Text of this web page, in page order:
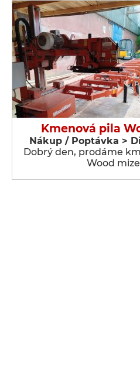
Kmenová pila
Nákup / Poptávka >
Dobrý den, prodáme
Wood